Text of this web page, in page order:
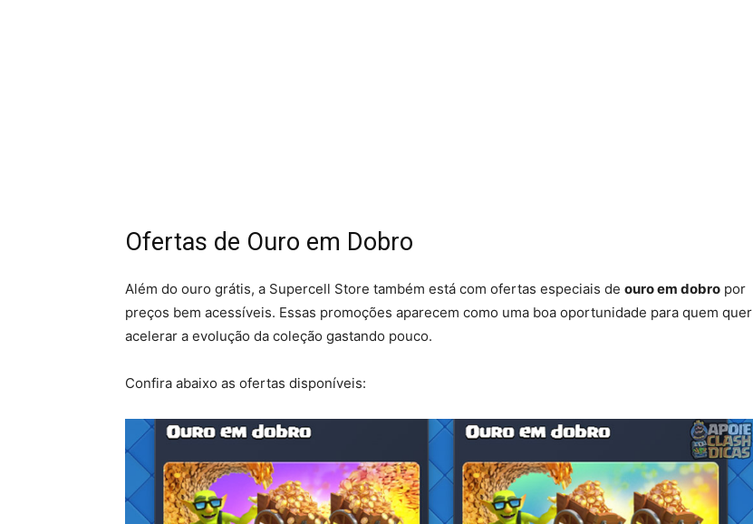
Ofertas de Ouro em Dobro
Além do ouro grátis, a Supercell Store também está com ofertas especiais de ouro em dobro por
preços bem acessíveis. Essas promoções aparecem como uma boa oportunidade para quem quer
acelerar a evolução da coleção gastando pouco.
Confira abaixo as ofertas disponíveis: